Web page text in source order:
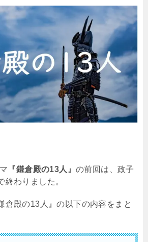
『鎌倉殿の13人』の前回は、政子
終わりました。
倉殿の13 人』の以下の内容をまと